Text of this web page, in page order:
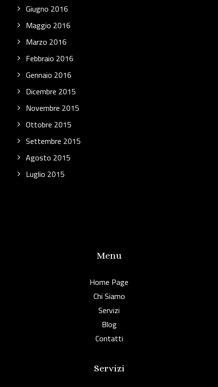
Giugno 2016
Maggio 2016
Marzo 2016
Febbraio 2016
Gennaio 2016
Dicembre 2015
Novembre 2015
Ottobre 2015
Settembre 2015
Agosto 2015
Luglio 2015
Menu
Home Page
Chi Siamo
Servizi
Blog
Contatti
Servizi